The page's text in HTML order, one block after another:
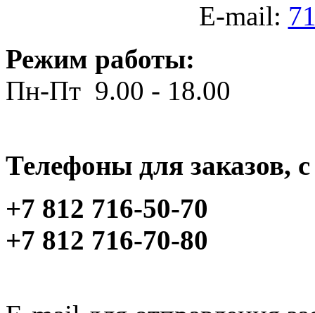
E-mail:
Режим работы:
Пн-Пт 9.00 - 18.00
Телефоны для заказов,
+7 812 716-50-70
+7 812 716-70-80